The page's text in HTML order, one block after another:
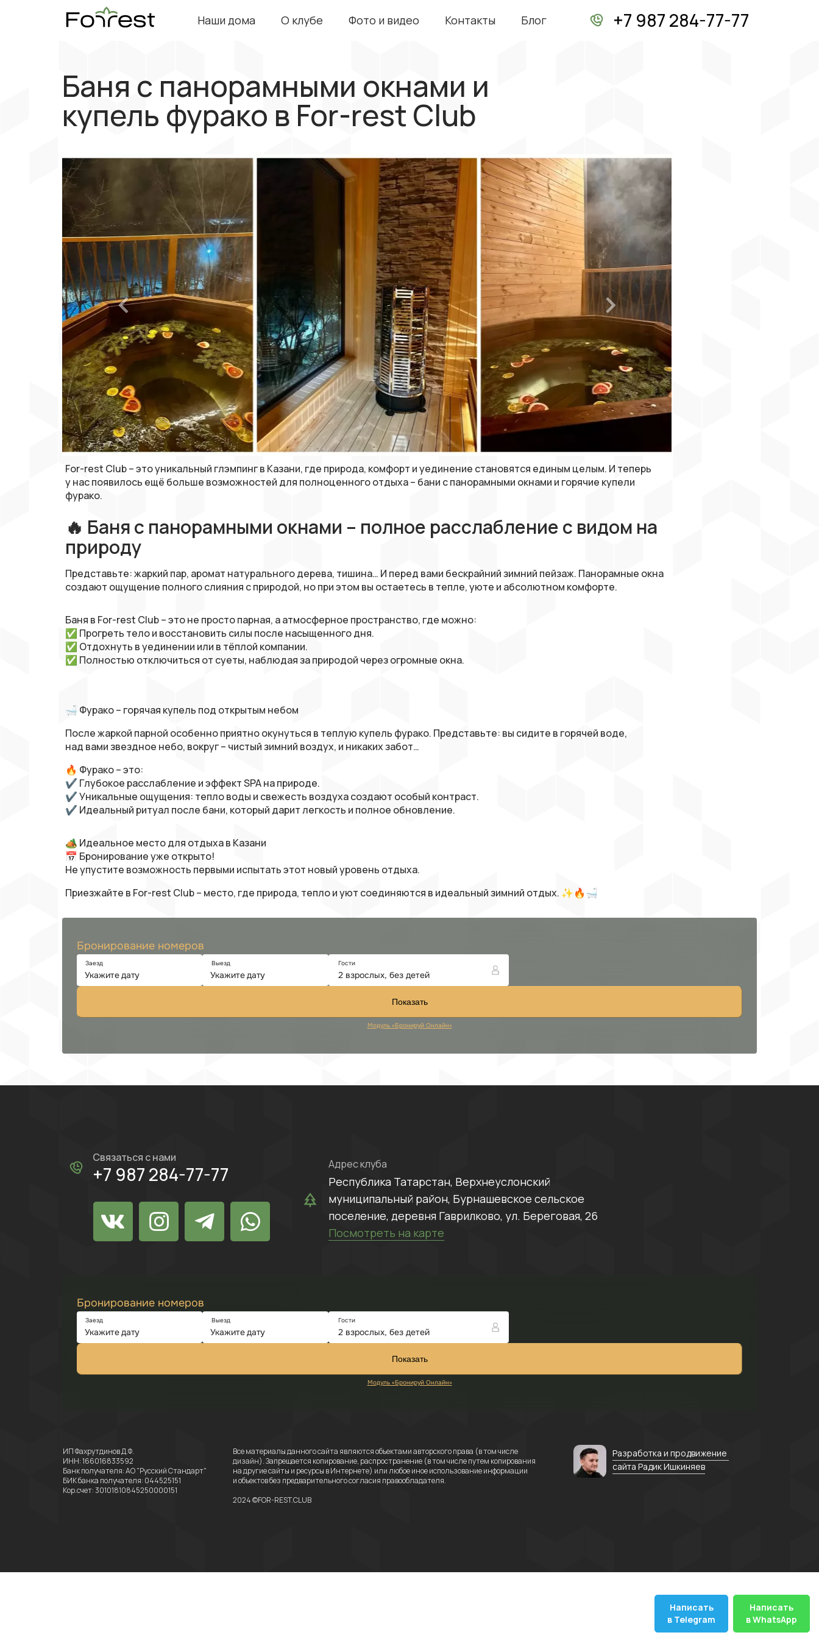
Написать
в Telegram
Написать
в WhatsApp
Наши дома О клубе Фото и видео Контакты Блог +7 987 284-77-77
Баня с панорамными окнами и
купель фурако в For-rest Club
For-rest Club – это уникальный глэмпинг в Казани, где природа, комфорт и уединение становятся единым целым. И теперь
у нас появилось ещё больше возможностей для полноценного отдыха – бани с панорамными окнами и горячие купели
фурако.
🔥 Баня с панорамными окнами – полное расслабление с видом на
природу
Представьте: жаркий пар, аромат натурального дерева, тишина… И перед вами бескрайний зимний пейзаж. Панорамные окна
создают ощущение полного слияния с природой, но при этом вы остаетесь в тепле, уюте и абсолютном комфорте.
Баня в For-rest Club – это не просто парная, а атмосферное пространство, где можно:
✅ Прогреть тело и восстановить силы после насыщенного дня.
✅ Отдохнуть в уединении или в тёплой компании.
✅ Полностью отключиться от суеты, наблюдая за природой через огромные окна.
🛁 Фурако – горячая купель под открытым небом
После жаркой парной особенно приятно окунуться в теплую купель фурако. Представьте: вы сидите в горячей воде,
над вами звездное небо, вокруг – чистый зимний воздух, и никаких забот…
🔥 Фурако – это:
✔ Глубокое расслабление и эффект SPA на природе.
✔ Уникальные ощущения: тепло воды и свежесть воздуха создают особый контраст.
✔ Идеальный ритуал после бани, который дарит легкость и полное обновление.
🏕 Идеальное место для отдыха в Казани
📅 Бронирование уже открыто!
Не упустите возможность первыми испытать этот новый уровень отдыха.
Приезжайте в For-rest Club – место, где природа, тепло и уют соединяются в идеальный зимний отдых. ✨🔥🛁
Связаться с нами
+7 987 284-77-77 Адрес клуба
Республика Татарстан, Верхнеуслонский
муниципальный район, Бурнашевское сельское
поселение, деревня Гаврилково, ул. Береговая, 26
Посмотреть на карте
ИП Фахрутдинов Д.Ф.
ИНН: 166016833592
Банк получателя: АО "Русский Стандарт"
БИК банка получателя: 044525151
Кор.счет: 30101810845250000151
Все материалы данного сайта являются объектами авторского права (в том числе
дизайн). Запрещается копирование, распространение (в том числе путем копирования
на другие сайты и ресурсы в Интернете) или любое иное использование информации
и объектов без предварительного согласия правообладателя.
2024©FOR-REST.CLUB
Разработка и продвижение
сайта Радик Ишкиняев